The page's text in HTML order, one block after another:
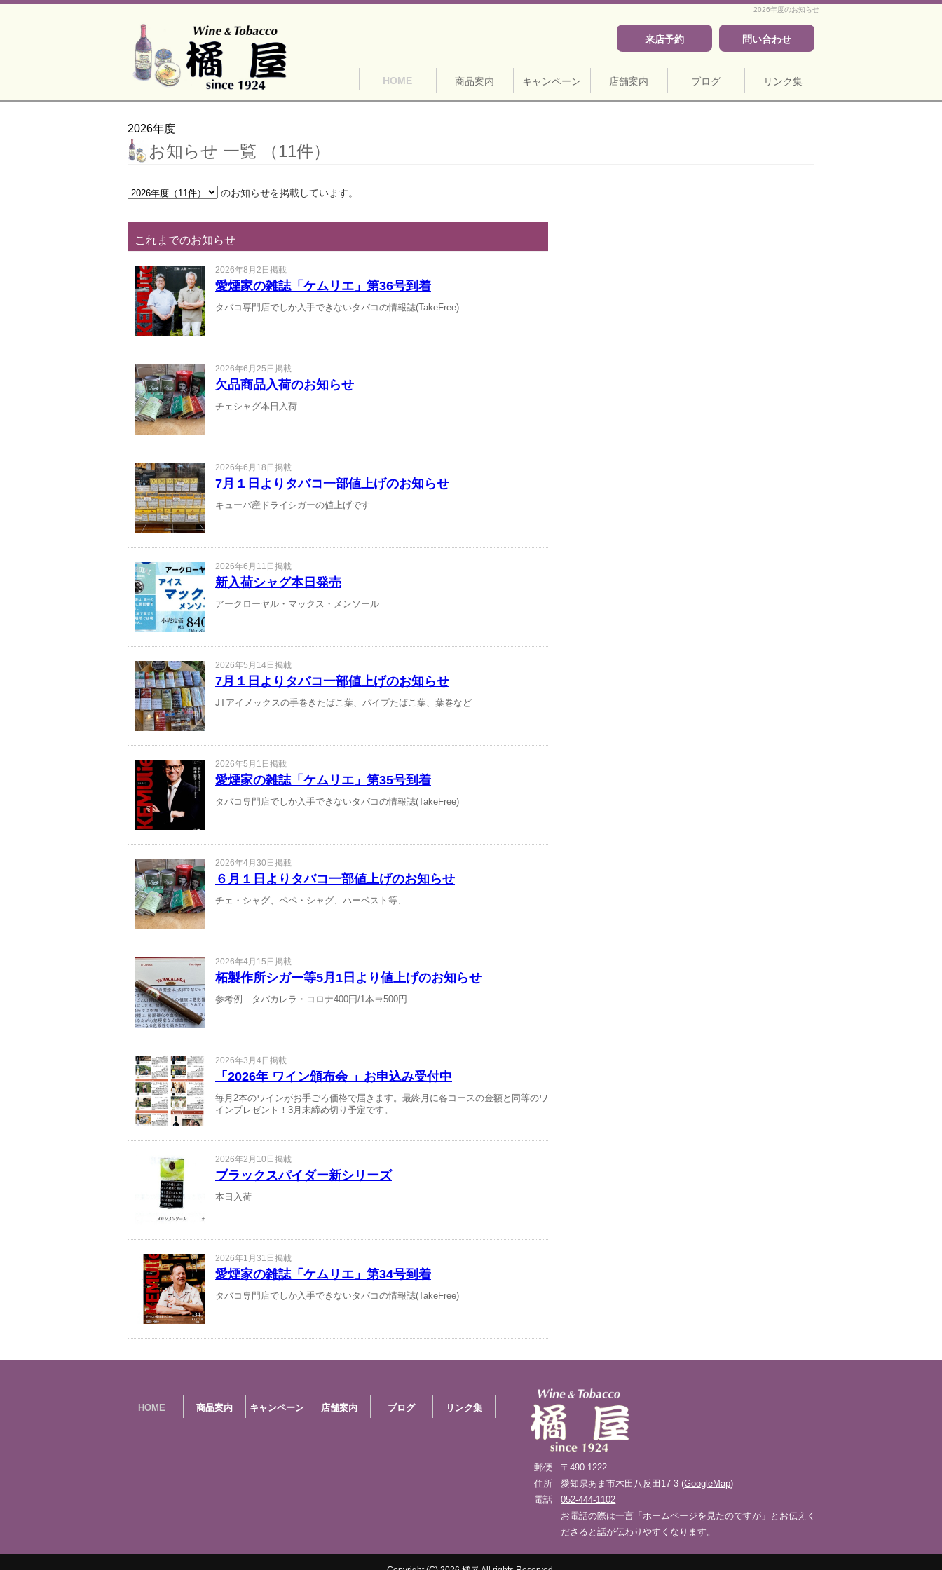
2026年度のお知らせ
問い合わせ
来店予約
HOME 商品案内 キャンペーン 店舗案内 ブログ リンク集
2026年度
お知らせ 一覧 （11件）
のお知らせを掲載しています。
これまでのお知らせ
2026年8月2日掲載
愛煙家の雑誌「ケムリエ」第36号到着
タバコ専門店でしか入手できないタバコの情報誌(TakeFree)
2026年6月25日掲載
欠品商品入荷のお知らせ
チェシャグ本日入荷
2026年6月18日掲載
7月１日よりタバコ一部値上げのお知らせ
キューバ産ドライシガーの値上げです
2026年6月11日掲載
新入荷シャグ本日発売
アークローヤル・マックス・メンソール
2026年5月14日掲載
7月１日よりタバコ一部値上げのお知らせ
JTアイメックスの手巻きたばこ葉、パイプたばこ葉、葉巻など
2026年5月1日掲載
愛煙家の雑誌「ケムリエ」第35号到着
タバコ専門店でしか入手できないタバコの情報誌(TakeFree)
2026年4月30日掲載
６月１日よりタバコ一部値上げのお知らせ
チェ・シャグ、ペペ・シャグ、ハーベスト等、
2026年4月15日掲載
柘製作所シガー等5月1日より値上げのお知らせ
参考例 タバカレラ・コロナ400円/1本⇒500円
2026年3月4日掲載
「2026年 ワイン頒布会 」お申込み受付中
毎月2本のワインがお手ごろ価格で届きます。最終月に各コースの金額と同等のワ
インプレゼント！3月末締め切り予定です。
2026年2月10日掲載
ブラックスパイダー新シリーズ
本日入荷
2026年1月31日掲載
愛煙家の雑誌「ケムリエ」第34号到着
タバコ専門店でしか入手できないタバコの情報誌(TakeFree)
HOME 商品案内 キャンペーン 店舗案内 ブログ リンク集
郵便
〒490-1222
住所
愛知県あま市木田八反田17-3 (GoogleMap)
電話
052-444-1102
お電話の際は一言「ホームページを見たのですが」とお伝えく
ださると話が伝わりやすくなります。